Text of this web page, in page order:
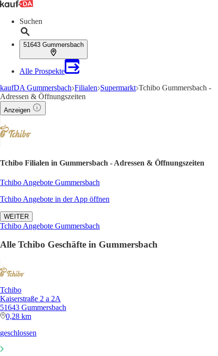
Suchen
51643 Gummersbach
Alle Prospekte
kaufDA Gummersbach Filialen Supermarkt Tchibo Gummersbach -
Adressen & Öffnungszeiten
Anzeigen
Tchibo Filialen in Gummersbach - Adressen & Öffnungszeiten
Tchibo Angebote Gummersbach
Tchibo Angebote in der App öffnen
WEITER
Tchibo Angebote Gummersbach
Alle Tchibo Geschäfte in Gummersbach
Tchibo
Kaiserstraße 2 a 2A
51643 Gummersbach
0,28 km
geschlossen